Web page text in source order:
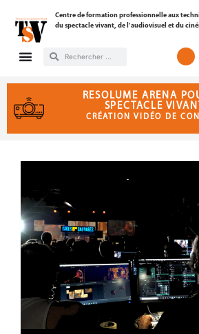
Centre de formation professionnelle aux
du spectacle vivant, de l’audiovisuel et du
RESOLUME ARENA
SPECTACLE
CRÉATION VIDÉO DE